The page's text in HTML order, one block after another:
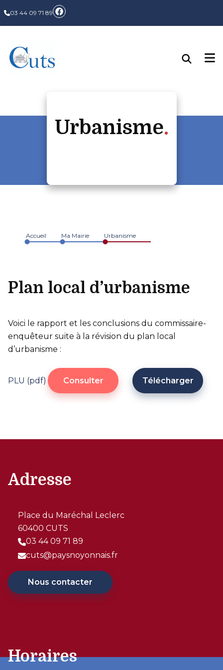
03 44 09 71 89
Urbanisme
Accueil Ma Mairie Urbanisme
Plan local d’urbanisme
Voici le rapport et les conclusions du commissaire-
enquêteur suite à la révision du plan local
d’urbanisme :
PLU (pdf) Consulter Télécharger
Adresse
Place du Maréchal Leclerc
60400 CUTS
03 44 09 71 89
cuts@paysnoyonnais.fr
Nous contacter
Horaires